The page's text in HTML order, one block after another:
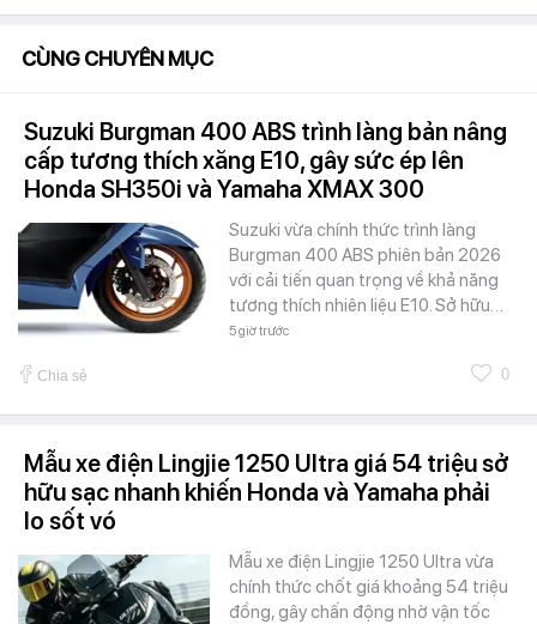
CÙNG CHUYÊN MỤC
Suzuki Burgman 400 ABS trình làng bản nâng
cấp tương thích xăng E10, gây sức ép lên
Honda SH350i và Yamaha XMAX 300
Suzuki vừa chính thức trình làng
Burgman 400 ABS phiên bản 2026
với cải tiến quan trọng về khả năng
tương thích nhiên liệu E10. Sở hữu…
5 giờ trước
Chia sẻ 0
Mẫu xe điện Lingjie 1250 Ultra giá 54 triệu sở
hữu sạc nhanh khiến Honda và Yamaha phải
lo sốt vó
Mẫu xe điện Lingjie 1250 Ultra vừa
chính thức chốt giá khoảng 54 triệu
đồng, gây chấn động nhờ vận tốc